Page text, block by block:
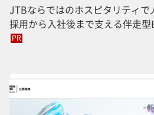
JTBならではのホスピタリティ
採用から入社後まで支える伴走型
PR